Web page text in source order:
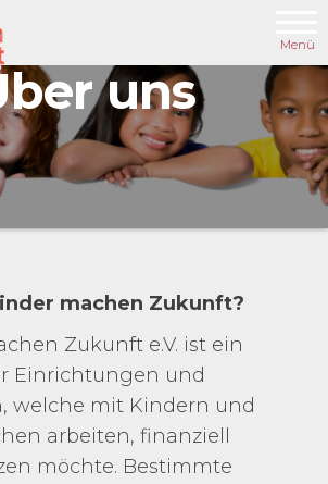
Menü
uns
machen Zukunft?
Zukunft e.V. ist ein
Einrichtungen und
welche mit Kindern und
arbeiten, finanziell
möchte. Bestimmte